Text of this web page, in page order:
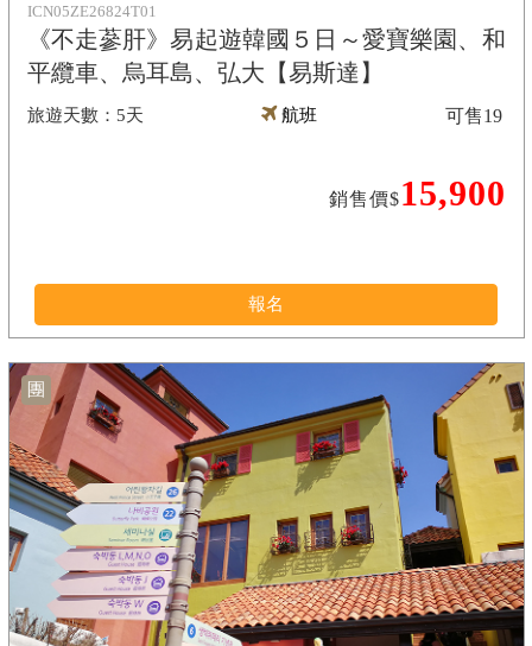
ICN05ZE26824T01
《不走蔘肝》易起遊韓國５日～愛寶樂園、和
平纜車、烏耳島、弘大【易斯達】
5天 航班
銷售價$15,900
可售19
報名
團